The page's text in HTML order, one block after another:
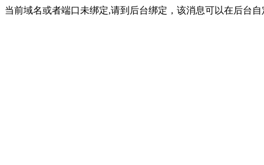
当前域名或者端口未绑定,请到后台绑定，该消息可以在后台自